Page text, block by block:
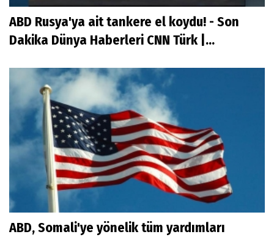
ABD Rusya'ya ait tankere el koydu! - Son
Dakika Dünya Haberleri CNN Türk |...
ABD, Somali'ye yönelik tüm yardımları